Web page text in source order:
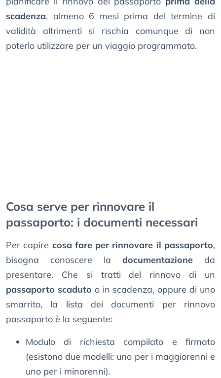
scadenza, almeno 6 mesi prima del termine di
validità altrimenti si rischia comunque di non
poterlo utilizzare per un viaggio programmato.
Cosa serve per rinnovare il
passaporto: i documenti necessari
Per capire cosa fare per rinnovare il passaporto,
bisogna conoscere la documentazione da
presentare. Che si tratti del rinnovo di un
passaporto scaduto o in scadenza, oppure di uno
smarrito, la lista dei documenti per rinnovo
passaporto è la seguente:
Modulo di richiesta compilato e firmato
(esistono due modelli: uno per i maggiorenni e
uno per i minorenni).